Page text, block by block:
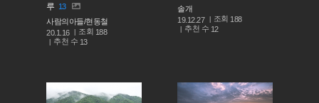
루 13
사람의아들/현동철
20.1.16
조회 188
추천 수 13
솔개
19.12.27
조회 188
추천 수 12